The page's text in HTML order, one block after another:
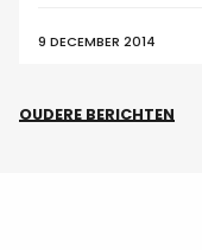
9 DECEMBER 2014
OUDERE BERICHTEN